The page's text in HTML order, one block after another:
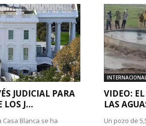
JUDICIAL PARA
LOS J...
Blanca se ha
VIDEO:
LAS
Un pozo de